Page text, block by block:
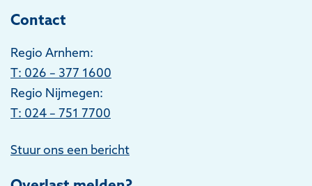
Contact
Regio Arnhem:
T: 026 – 377 1600
Regio Nijmegen:
T: 024 – 751 7700
Stuur ons een bericht